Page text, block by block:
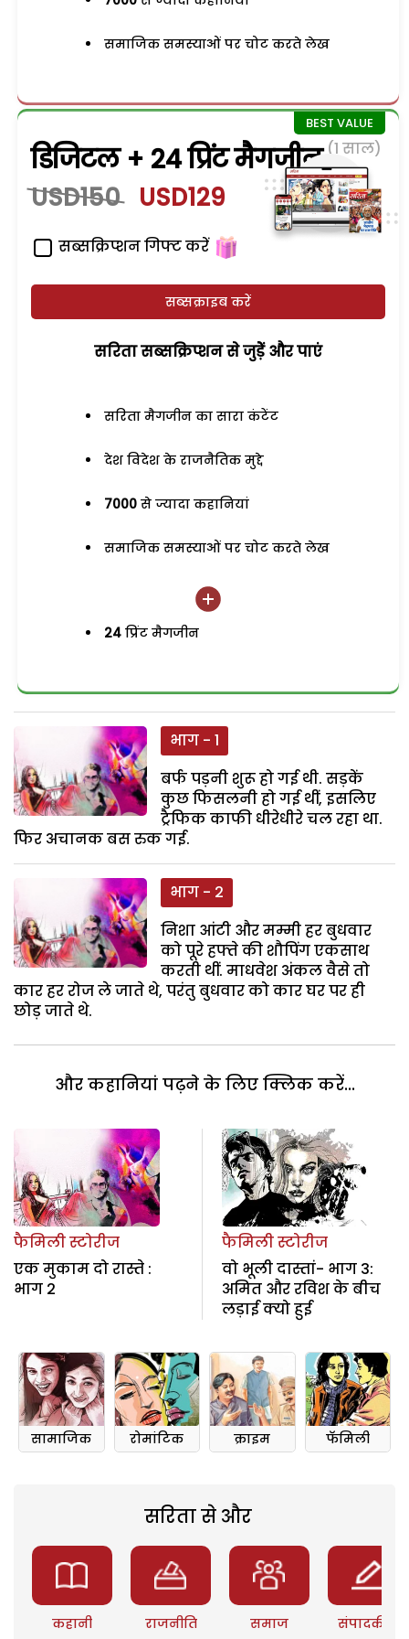
समाजिक समस्याओं पर चोट करते लेख
डिजिटल + 24 प्रिंट मैगजीन (1 साल)
USD150 USD129
सब्सक्रिप्शन गिफ्ट करें
सब्सक्राइब करें
सरिता सब्सक्रिप्शन से जुड़ेें और पाएं
सरिता मैगजीन का सारा कंटेंट
देश विदेश के राजनैतिक मुद्दे
7000 से ज्यादा कहानियां
समाजिक समस्याओं पर चोट करते लेख
24 प्रिंट मैगजीन
भाग - 1
बर्फ पड़नी शुरू हो गई थी. सड़कें
कुछ फिसलनी हो गई थीं, इसलिए
ट्रैफिक काफी धीरेधीरे चल रहा था.
फिर अचानक बस रुक गई.
भाग - 2
निशा आंटी और मम्मी हर बुधवार
को पूरे हफ्ते की शौपिंग एकसाथ
करती थीं. माधवेश अंकल वैसे तो
कार हर रोज ले जाते थे, परंतु बुधवार को कार घर पर ही
छोड़ जाते थे.
और कहानियां पढ़ने के लिए क्लिक करें...
फैमिली स्टोरीज
एक मुकाम दो रास्ते :
भाग 2
फैमिली स्टोरीज
वो भूली दास्तां- भाग 3:
अमित और रविश के बीच
लड़ाई क्यो हुई
सामाजिक रोमांटिक क्राइम फॅमिली
सरिता से और
कहानी राजनीति समाज संपादकीय